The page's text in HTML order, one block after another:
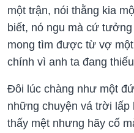
một trận, nói thằng kia
biết, nó ngu mà cứ
mong tìm được từ vợ
chính vì anh ta đang
Đôi lúc chàng như một
những chuyện vá trời lấp
thấy mệt nhưng hãy cố